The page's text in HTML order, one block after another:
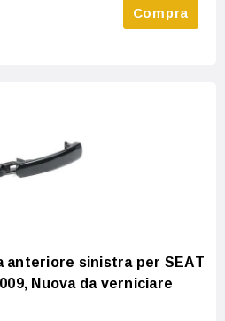
Compra
anteriore sinistra per SEAT
Nuova da verniciare